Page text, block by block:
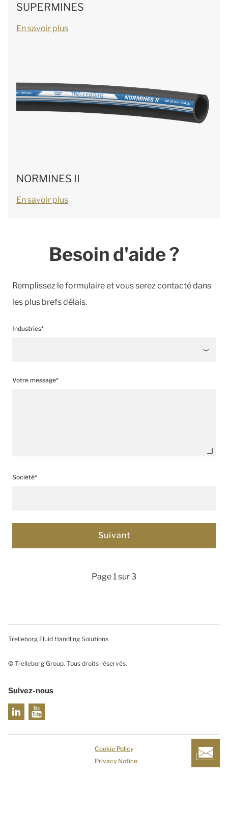
SUPERMINES
En savoir plus
NORMINES II
En savoir plus
Besoin d'aide ?
Remplissez le formulaire et vous serez contacté dans
les plus brefs délais.
Industries*
Votre message*
Société*
Page 1 sur 3
Trelleborg Fluid Handling Solutions
© Trelleborg Group. Tous droits réservés.
Suivez-nous
Cookie Policy
Privacy Notice